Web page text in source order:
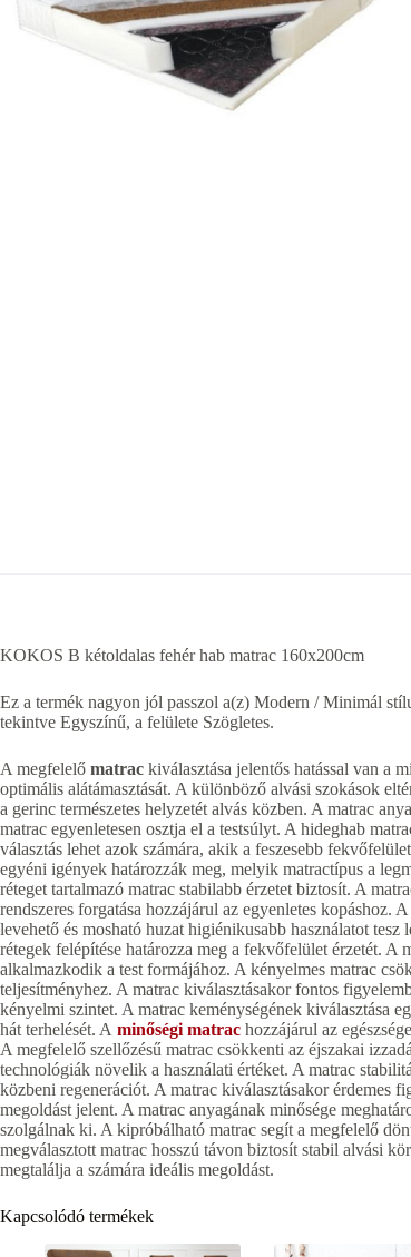
KOKOS B kétoldalas fehér hab matrac 160x200cm
Ez a termék nagyon jól passzol a(z) Modern / Minimál
tekintve Egyszínű, a felülete Szögletes.
A megfelelő matrac kiválasztása jelentős hatással van a
optimális alátámasztását. A különböző alvási szokások
a gerinc természetes helyzetét alvás közben. A matrac
matrac egyenletesen osztja el a testsúlyt. A hideghab
választás lehet azok számára, akik a feszesebb
egyéni igények határozzák meg, melyik matractípus a
réteget tartalmazó matrac stabilabb érzetet biztosít. A
rendszeres forgatása hozzájárul az egyenletes kopáshoz.
levehető és mosható huzat higiénikusabb használatot
rétegek felépítése határozza meg a fekvőfelület érzetét. A
alkalmazkodik a test formájához. A kényelmes matrac
teljesítményhez. A matrac kiválasztásakor fontos
kényelmi szintet. A matrac keménységének kiválasztása
hát terhelését. A minőségi matrac hozzájárul az
A megfelelő szellőzésű matrac csökkenti az éjszakai
technológiák növelik a használati értéket. A matrac
közbeni regenerációt. A matrac kiválasztásakor érdemes
megoldást jelent. A matrac anyagának minősége
szolgálnak ki. A kipróbálható matrac segít a megfelelő
megválasztott matrac hosszú távon biztosít stabil alvási
megtalálja a számára ideális megoldást.
Kapcsolódó termékek